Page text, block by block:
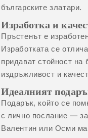
българските златари.
Изработка и
Пръстенът е
Изработката се
придават стойност на
издръжливост и
Идеалният
Подарък, който се
с лично послание —
Валентин или Осми